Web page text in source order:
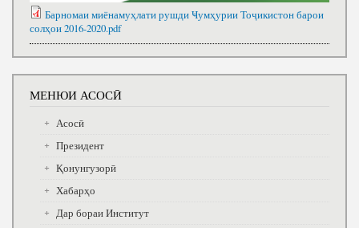
Барномаи миёнамуҳлати рушди Ҹумҳурии Тоҷикистон барои
солҳои 2016-2020.pdf
МЕНЮИ АСОСӢ
Асосӣ
Президент
Қонунгузорӣ
Хабарҳо
Дар бораи Институт